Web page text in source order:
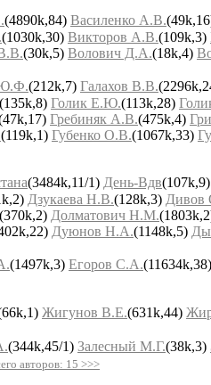
(4890k,84) Василенко А.В.
(1030k,30) Викторов А.В.(109k,3)
(30k,5) Волович Д.А.(18k,4)
Ю.Ф.(212k,7) Галахов В.В.
(135k,8) Голик Е.Ю.(113k,28)
Гребиняк А.В.(475k,4)
(119k,1) Губенко О.В.(1067k,33)
(3484k,11/1) День-Вдв(107k,9)
Дзукаева Н.В.(128k,3) Дивов
(370k,2) Долматович Н.М.
Дуюнов Н.А.(1148k,5)
(1497k,3) Егоров С.А.(11634k,38)
Жигунов В.Е.(631k,44)
(344k,45/1) Залесный М.Г.(38k,3)
авторов: 15 >>>